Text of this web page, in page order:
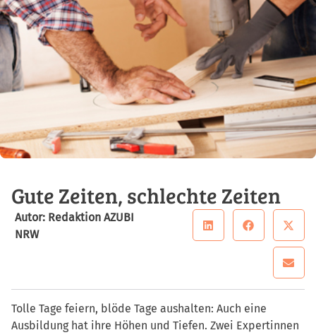
Gute Zeiten, schlechte Zeiten
Autor: Redaktion AZUBI
NRW
Tolle Tage feiern, blöde Tage aushalten: Auch eine
Ausbildung hat ihre Höhen und Tiefen. Zwei Expertinnen